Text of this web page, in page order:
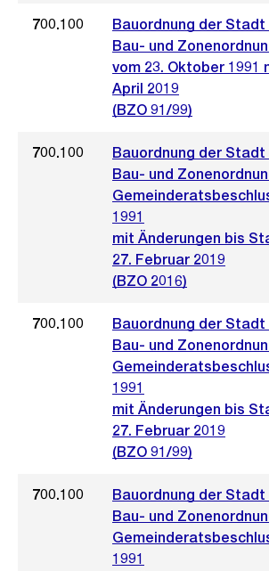
700.100
Bauordnung der Stadt
Bau- und
vom 23. Oktober 1991
April 2019
(BZO 91/99)
700.100
Bauordnung der Stadt
Bau- und
1991
mit Änderungen bis
27. Februar 2019
(BZO 2016)
700.100
Bauordnung der Stadt
Bau- und
1991
mit Änderungen bis
27. Februar 2019
(BZO 91/99)
700.100
Bauordnung der Stadt
Bau- und
1991